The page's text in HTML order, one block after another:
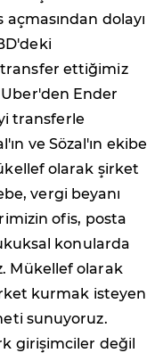
dolayı
ettiğimiz
Ender
transferle
ve Sözal'ın ekibe
olarak şirket
vergi beyanı
ofis, posta
konularda
Mükellef olarak
kurmak isteyen
sunuyoruz.
girişimciler değil